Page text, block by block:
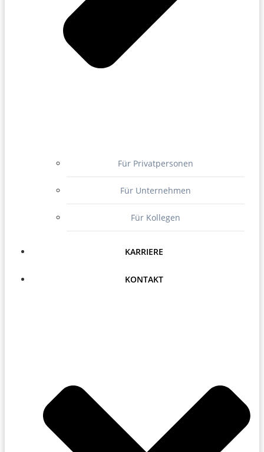
Für Privatpersonen
Für Unternehmen
Für Kollegen
KARRIERE
KONTAKT